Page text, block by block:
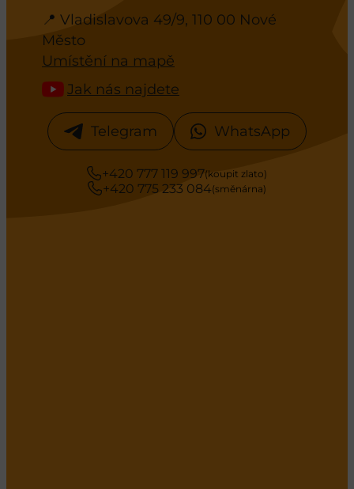
📍 Vladislavova 49/9, 110 00 Nové
Město
Umístění na mapě
Jak nás najdete
Telegram WhatsApp
+420 777 119 997(koupit zlato)
+420 775 233 084(směnárna)